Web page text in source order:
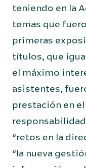
teniendo en la
temas que
primeras
títulos, que
el máximo
asistentes,
prestación en
“retos en la
“la nueva